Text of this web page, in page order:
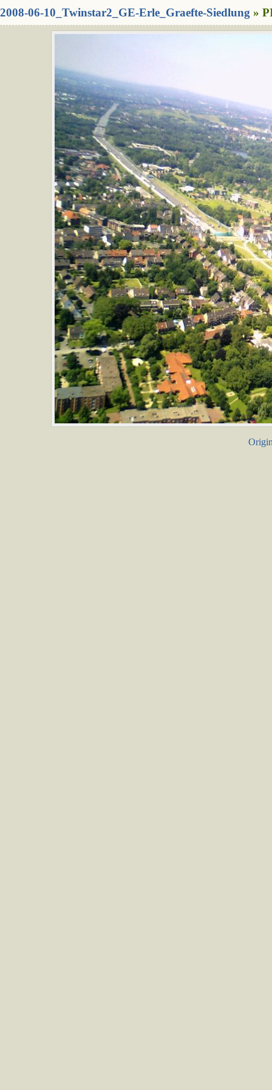
2008-06-10_Twinstar2_GE-Erle_Graefte-Siedlung »